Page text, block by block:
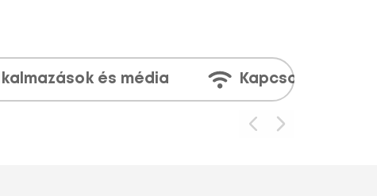
és média Kapcsolatok